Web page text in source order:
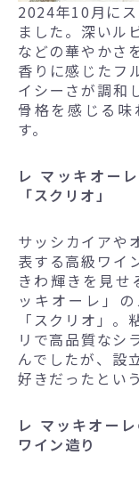
2024年10月に
ました。深いル
などの華やかさ
香りに感じたフ
イシーさが調和
骨格を感じる
す。
レ マッキオー
「スクリオ」
サッシカイアや
表する高級ワイ
きわ輝きを見せ
ッキオーレ」
「スクリオ」
リで高品質なシ
んでしたが、設
好きだったとい
レ マッキオー
ワイン造り